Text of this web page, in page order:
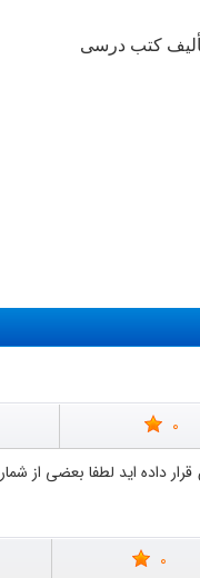
تألیف کتب‌ درسی
0
0